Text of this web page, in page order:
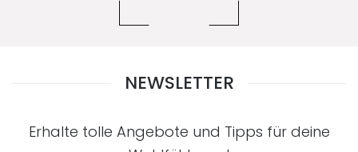
NEWSLETTER
Erhalte tolle Angebote und Tipps für deine